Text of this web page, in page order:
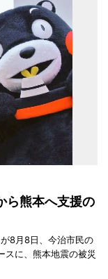
熊本へ支援の
8月8日、今治市民の
スに、熊本地震の被災